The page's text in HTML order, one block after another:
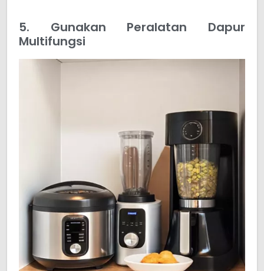
5. Gunakan Peralatan Dapur
Multifungsi